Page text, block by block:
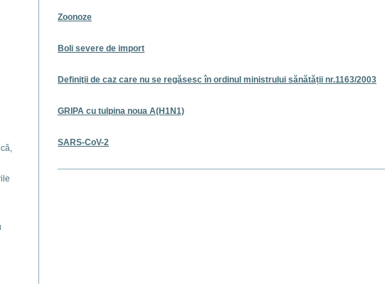
Zoonoze
Boli severe de import
Definiţii de caz care nu se regăsesc în ordinul ministrului sănătății nr.1163/2003
GRIPA cu tulpina noua A(H1N1)
SARS-CoV-2